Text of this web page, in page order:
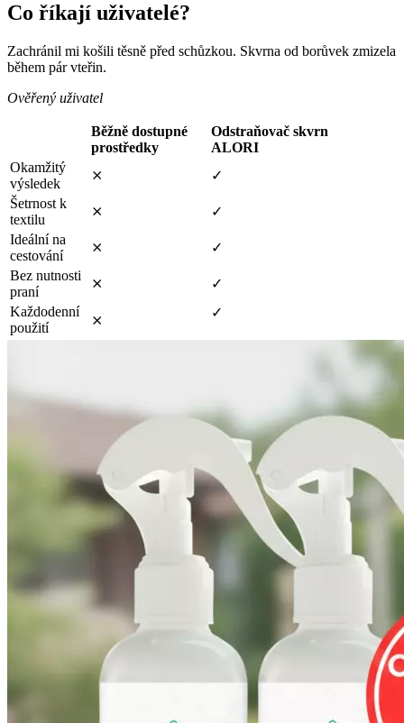
Co říkají uživatelé?
Zachránil mi košili těsně před schůzkou. Skvrna od borůvek zmizela
během pár vteřin.
Ověřený uživatel
Běžně dostupné
prostředky
Odstraňovač skvrn
ALORI
Okamžitý
výsledek
⨯
✓
Šetrnost k
textilu
⨯
✓
Ideální na
cestování
⨯
✓
Bez nutnosti
praní
⨯
✓
Každodenní
použití
⨯
✓